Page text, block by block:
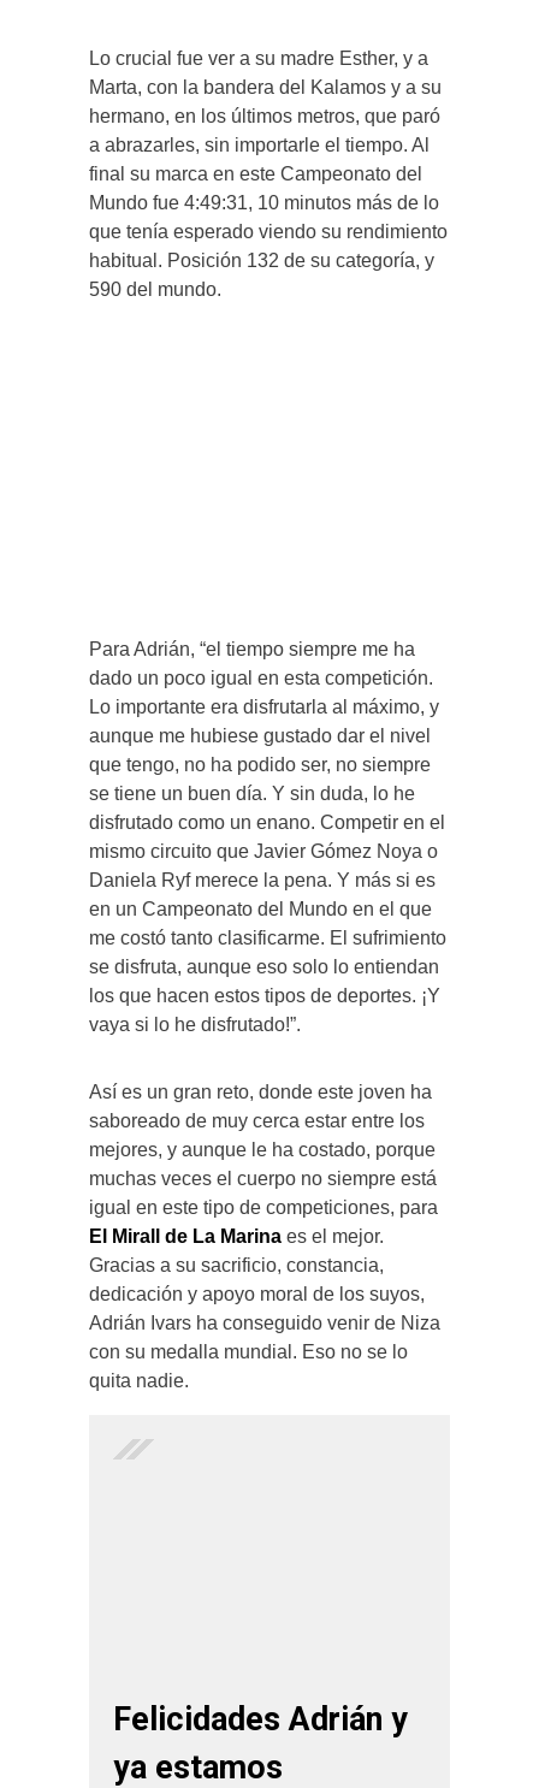
Lo crucial fue ver a su madre Esther, y a
Marta, con la bandera del Kalamos y a su
hermano, en los últimos metros, que paró
a abrazarles, sin importarle el tiempo. Al
final su marca en este Campeonato del
Mundo fue 4:49:31, 10 minutos más de lo
que tenía esperado viendo su rendimiento
habitual. Posición 132 de su categoría, y
590 del mundo.
Para Adrián, “el tiempo siempre me ha
dado un poco igual en esta competición.
Lo importante era disfrutarla al máximo, y
aunque me hubiese gustado dar el nivel
que tengo, no ha podido ser, no siempre
se tiene un buen día. Y sin duda, lo he
disfrutado como un enano. Competir en el
mismo circuito que Javier Gómez Noya o
Daniela Ryf merece la pena. Y más si es
en un Campeonato del Mundo en el que
me costó tanto clasificarme. El sufrimiento
se disfruta, aunque eso solo lo entiendan
los que hacen estos tipos de deportes. ¡Y
vaya si lo he disfrutado!”.
Así es un gran reto, donde este joven ha
saboreado de muy cerca estar entre los
mejores, y aunque le ha costado, porque
muchas veces el cuerpo no siempre está
igual en este tipo de competiciones, para
El Mirall de La Marina es el mejor.
Gracias a su sacrificio, constancia,
dedicación y apoyo moral de los suyos,
Adrián Ivars ha conseguido venir de Niza
con su medalla mundial. Eso no se lo
quita nadie.
Felicidades Adrián y
ya estamos